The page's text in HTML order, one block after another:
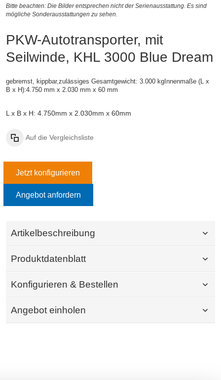
Bitte beachten: Die Bilder entsprechen nicht der Serienausstattung. Es sind
mögliche Sonderausstattungen zu sehen.
PKW-Autotransporter, mit
Seilwinde, KHL 3000 Blue Dream
gebremst, kippbar,zulässiges Gesamtgewicht: 3.000 kgInnenmaße (L x
B x H):4.750 mm x 2.030 mm x 60 mm
L x B x H: 4.750mm x 2.030mm x 60mm
Auf die Vergleichsliste
Jetzt konfigurieren
Angebot anfordern
Artikelbeschreibung
Produktdatenblatt
Konfigurieren & Bestellen
Angebot einholen